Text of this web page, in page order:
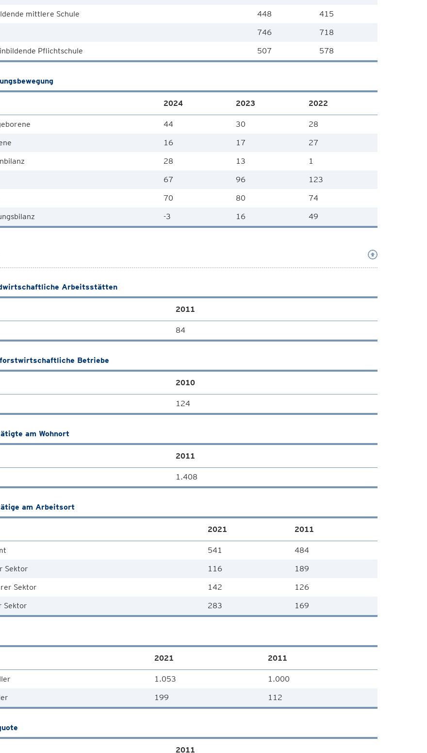
mittlere Schule
448
415
746
718
Pflichtschule
507 578
2024 2023 2022
44 30
28
16 17
27
28 13
1
67 96
123
70 80
74
-3 16 49
Arbeitsstätten
2011
84
Betriebe
2010
124
am Wohnort
2011
1.408
am Arbeitsort
2021 2011
541
484
Sektor
116
189
Sektor
142
126
Sektor
283 169
2021 2011
1.053
1.000
199 112
2011